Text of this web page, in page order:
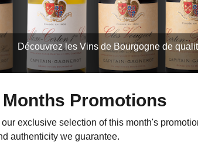
Découvrez les Vins de Bourgogne de
Promotions
our exclusive selection of this month's
authenticity we guarantee.